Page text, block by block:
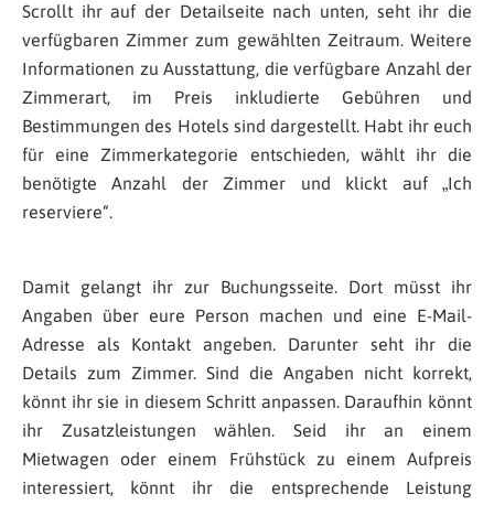
Scrollt ihr auf der Detailseite nach unten, seht ihr die
verfügbaren Zimmer zum gewählten Zeitraum. Weitere
Informationen zu Ausstattung, die verfügbare Anzahl der
Zimmerart, im Preis inkludierte Gebühren und
Bestimmungen des Hotels sind dargestellt. Habt ihr euch
für eine Zimmerkategorie entschieden, wählt ihr die
benötigte Anzahl der Zimmer und klickt auf „Ich
reserviere“.
Damit gelangt ihr zur Buchungsseite. Dort müsst ihr
Angaben über eure Person machen und eine E-Mail-
Adresse als Kontakt angeben. Darunter seht ihr die
Details zum Zimmer. Sind die Angaben nicht korrekt,
könnt ihr sie in diesem Schritt anpassen. Daraufhin könnt
ihr Zusatzleistungen wählen. Seid ihr an einem
Mietwagen oder einem Frühstück zu einem Aufpreis
interessiert, könnt ihr die entsprechende Leistung